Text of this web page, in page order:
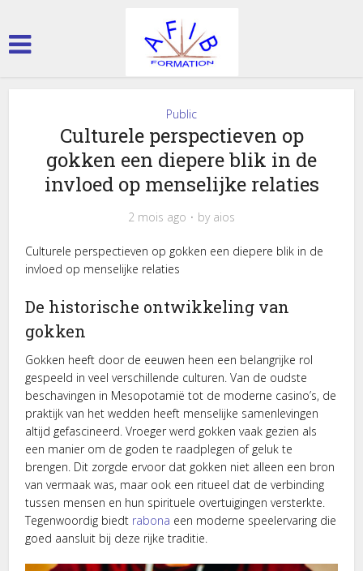
Public
Culturele perspectieven op
gokken een diepere blik in de
invloed op menselijke relaties
2 mois ago by aios
Culturele perspectieven op gokken een diepere blik in de
invloed op menselijke relaties
De historische ontwikkeling van
gokken
Gokken heeft door de eeuwen heen een belangrijke rol
gespeeld in veel verschillende culturen. Van de oudste
beschavingen in Mesopotamië tot de moderne casino’s, de
praktijk van het wedden heeft menselijke samenlevingen
altijd gefascineerd. Vroeger werd gokken vaak gezien als
een manier om de goden te raadplegen of geluk te
brengen. Dit zorgde ervoor dat gokken niet alleen een bron
van vermaak was, maar ook een ritueel dat de verbinding
tussen mensen en hun spirituele overtuigingen versterkte.
Tegenwoordig biedt rabona een moderne speelervaring die
goed aansluit bij deze rijke traditie.